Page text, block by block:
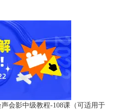
声会影中级教程-108课（可适用于